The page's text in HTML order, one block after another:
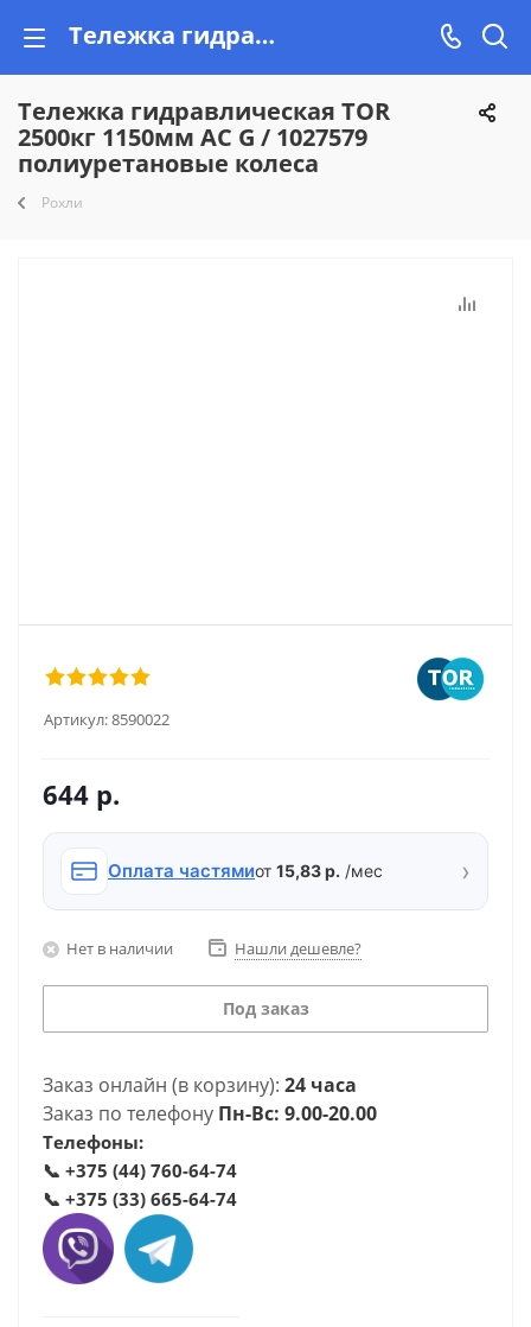
Тележка гидравлическая TOR 2500кг 1150мм AC G / 1027579 полиуретановые колеса купить недорого на Vishop.by, рассрочка!
Тележка гидравлическая TOR
2500кг 1150мм AC G / 1027579
полиуретановые колеса
Рохли
Артикул:8590022
644 р.
Оплата частямиот 15,83 р. /мес ›
Нет в наличии Нашли дешевле?
Под заказ
Заказ онлайн (в корзину): 24 часа
Заказ по телефону Пн-Вс: 9.00-20.00
Телефоны:
📞 +375 (44) 760-64-74
📞 +375 (33) 665-64-74